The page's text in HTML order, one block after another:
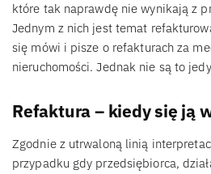
które tak naprawdę nie wynikają z
Jednym z nich jest temat
się mówi i pisze o refakturach za
nieruchomości. Jednak nie są to
Refaktura – kiedy się ją
Zgodnie z utrwaloną linią
przypadku gdy przedsiębiorca,